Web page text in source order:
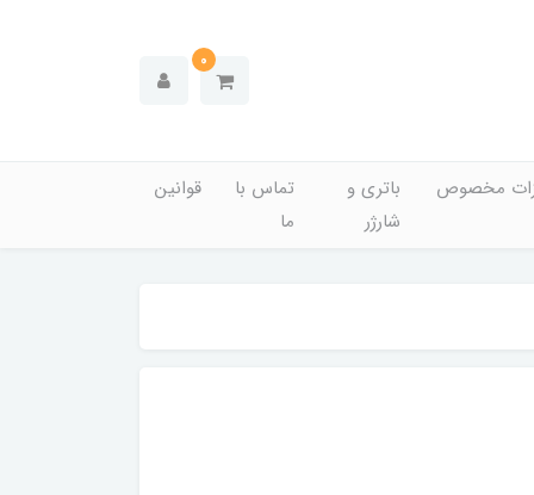
0
مخصوص
باتری و
شارژر
تماس با
ما
قوانین